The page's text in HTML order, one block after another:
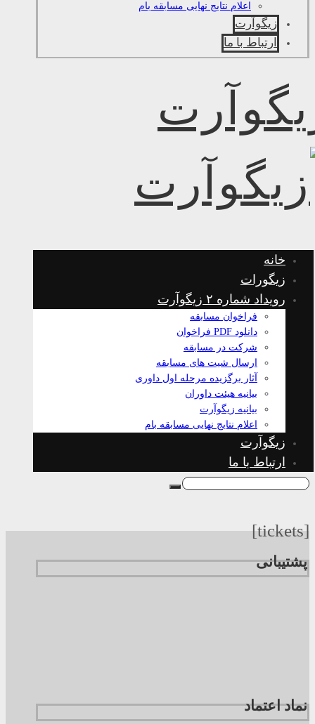
اعلام نتایج نهایی مسابقه بام
زیگوآرت
ارتباط با ما
خانه
زیگورات
رویداد شماره ۲ زیگوآرت
فراخوان مسابقه
دانلود PDF فراخوان
شرکت در مسابقه
ارسال شیت های مسابقه
آثار برگزیده مرحله اول داوری
بیانیه هیئت داوران
بیانیه زیگوآرت
اعلام نتایج نهایی مسابقه بام
زیگوآرت
ارتباط با ما
[tickets]
پشتیبانی
نماد اعتماد